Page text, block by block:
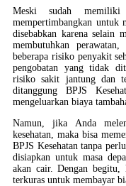
Meski sudah
mempertimbangkan untuk
disebabkan karena selain
membutuhkan
beberapa risiko penyakit
pengobatan yang tidak
risiko sakit jantung dan
ditanggung BPJS
mengeluarkan biaya
Namun, jika Anda
kesehatan, maka bisa
BPJS Kesehatan tanpa
disiapkan untuk masa
akan cair. Dengan begitu,
terkuras untuk membayar